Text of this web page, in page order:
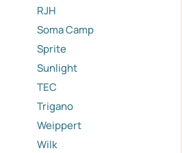
RJH
Soma Camp
Sprite
Sunlight
TEC
Trigano
Weippert
Wilk